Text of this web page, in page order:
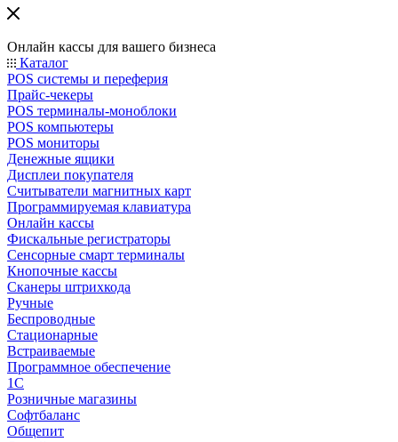
Онлайн кассы для вашего бизнеса
Каталог
POS системы и переферия
Прайс-чекеры
POS терминалы-моноблоки
POS компьютеры
POS мониторы
Денежные ящики
Дисплеи покупателя
Считыватели магнитных карт
Программируемая клавиатура
Онлайн кассы
Фискальные регистраторы
Сенсорные смарт терминалы
Кнопочные кассы
Сканеры штрихкода
Ручные
Беспроводные
Стационарные
Встраиваемые
Программное обеспечение
1С
Розничные магазины
Софтбаланс
Общепит